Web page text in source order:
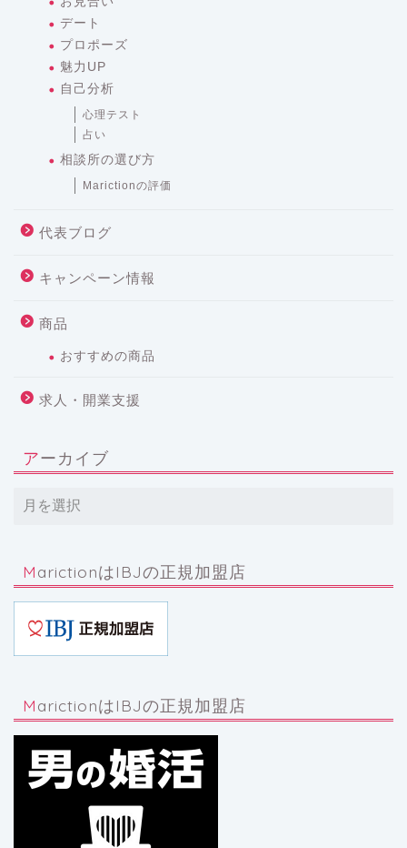
デート
プロポーズ
魅力UP
自己分析
心理テスト
占い
相談所の選び方
Marictionの評価
代表ブログ
キャンペーン情報
商品
おすすめの商品
求人・開業支援
アーカイブ
MarictionはIBJの正規加盟店
MarictionはIBJの正規加盟店